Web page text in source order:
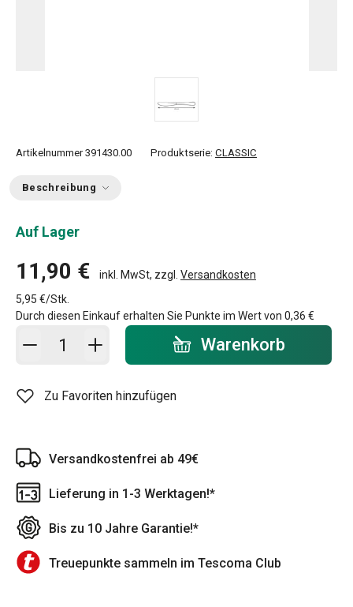
Artikelnummer 391430.00 Produktserie: CLASSIC
Beschreibung
Auf Lager
11,90 € inkl. MwSt, zzgl. Versandkosten
5,95 €/Stk.
Durch diesen Einkauf erhalten Sie Punkte im Wert von 0,36 €
In den Warenkorb - Menge Warenkorb
Zu Favoriten hinzufügen
Versandkostenfrei ab 49€
Lieferung in 1-3 Werktagen!*
Bis zu 10 Jahre Garantie!*
Treuepunkte sammeln im Tescoma Club